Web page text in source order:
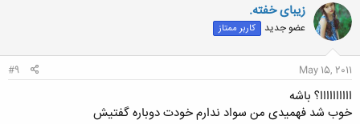
کلیک کنید تا باز شود...
زیبای خفته.
عضو جدید کاربر ممتاز
May 15, 2011
#9
اااااااااا؟ باشه
خوب شد فهمیدی من سواد ندارم خودت دوباره گفتیش